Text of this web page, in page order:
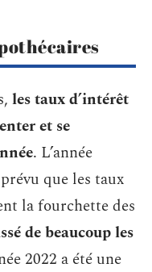
les taux d’intérêt
et se
. L’année
que les taux
la fourchette des
de beaucoup les
2022 a été une